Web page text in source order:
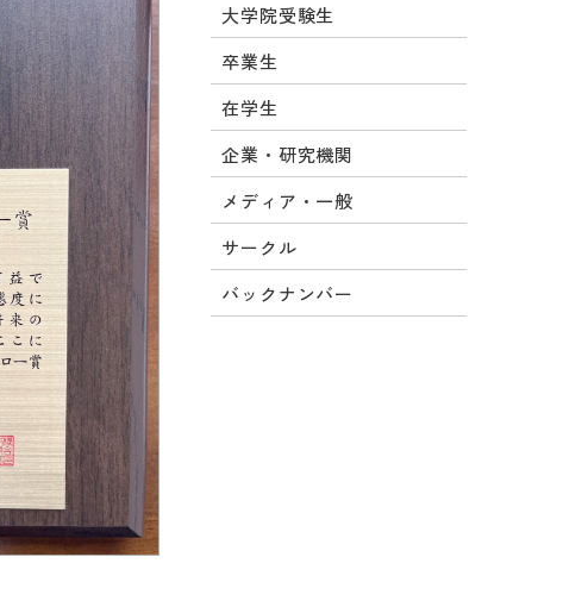
大学院受験生
卒業生
在学生
企業・研究機関
メディア・一般
サークル
バックナンバー